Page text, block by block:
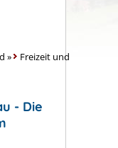
»
Freizeit und
- Die